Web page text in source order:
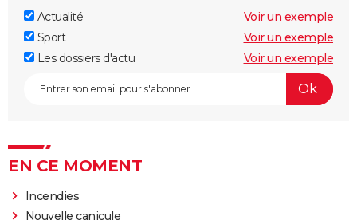
Actualité
Voir un exemple
Sport
Voir un exemple
Les dossiers d'actu
Voir un exemple
EN CE MOMENT
Incendies
Nouvelle canicule